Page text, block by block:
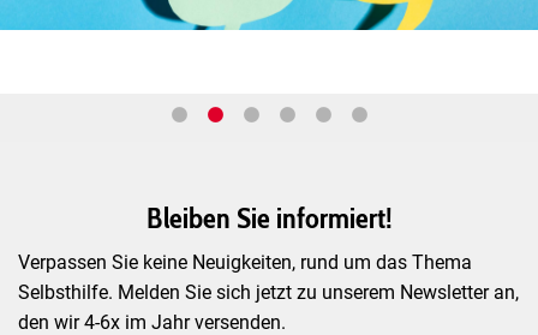
die sich aktuell in Gründung befinden...
Neue Gruppen
Bleiben Sie informiert!
Verpassen Sie keine Neuigkeiten, rund um das Thema
Selbsthilfe. Melden Sie sich jetzt zu unserem Newsletter an,
den wir 4-6x im Jahr versenden.